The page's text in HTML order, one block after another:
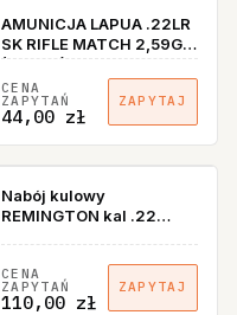
AMUNICJA LAPUA .22LR
SK RIFLE MATCH 2,59G
(50SZT)
CENA
ZAPYTAŃ
44,00 zł
ZAPYTAJ
Nabój kulowy
REMINGTON kal .22
szt.)
CENA
ZAPYTAŃ
110,00 zł
ZAPYTAJ